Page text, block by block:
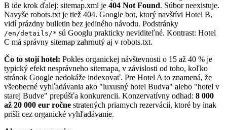
B ide krok ďalej: sitemap.xml je 404 Not Found. Súbor neexistuje.
Navyše robots.txt je tiež 404. Google bot, ktorý navštívi Hotel B,
vidí prázdny bulletin bez jediného návodu. Podstránky
/en/details/* sú Googlu prakticky neviditeľné. Kontrast: Hotel
C má správny sitemap zahrnutý aj v robots.txt.
Čo to stojí hotel: Pokles organickej návštevnosti o 15 až 40 % je
typický efekt nesprávneho sitemapa, v závislosti od toho, koľko
stránok Google nedokáže indexovať. Pre Hotel A to znamená, že
všeobecné vyhľadávania ako "luxusný hotel Budva" alebo "hotel v
starej Budve" prepúšťa konkurencii. Konzervatívny odhad: 8 000
až 20 000 eur ročne stratených priamych rezervácií, ktoré by inak
prišli cez organické vyhľadávanie.